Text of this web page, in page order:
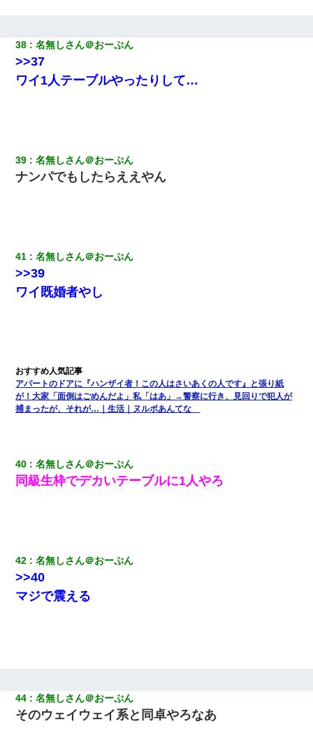
38 名無しさん＠おーぷん
>>37
ワイ1人テーブルやったりして…
39 名無しさん＠おーぷん
ナンパでもしたらええやん
41 名無しさん＠おーぷん
>>39
ワイ既婚者やし
アパートのドアに『ハンザイ者！この人はさいあくの人です』と張り紙
が！大家「面倒はごめんだよ」私「はあ」→警察に行き、見回りで犯人が
捕まったが、それが…｜生活｜ヌルポあんてな
40 名無しさん＠おーぷん
同級生枠でデカいテーブルに1人やろ
42 名無しさん＠おーぷん
>>40
マジで震える
44 名無しさん＠おーぷん
そのウェイウェイ系と同卓やろなあ